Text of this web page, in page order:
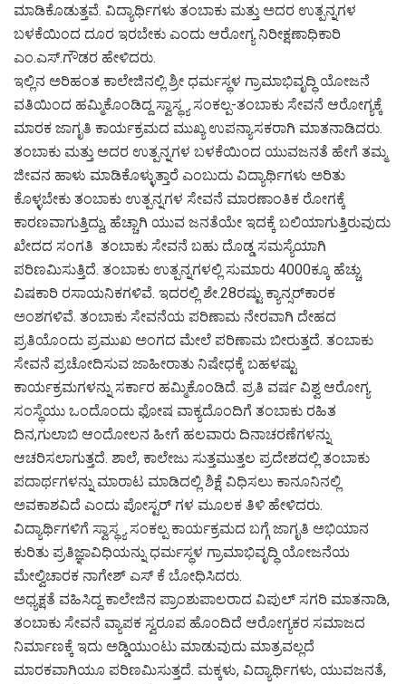
ಮಾಡಿಕೊಡುತ್ತವೆ. ವಿದ್ಯಾರ್ಥಿಗಳು ತಂಬಾಕು ಮತ್ತು ಅದರ ಉತ್ಪನ್ನಗಳ
ಬಳಕೆಯಿಂದ ದೂರ ಇರಬೇಕು ಎಂದು ಆರೋಗ್ಯ ನಿರೀಕ್ಷಣಾಧಿಕಾರಿ
ಎಂ.ಎಸ್.ಗೌಡರ ಹೇಳಿದರು.
ಇಲ್ಲಿನ ಅರಿಹಂತ ಕಾಲೇಜಿನಲ್ಲಿ ಶ್ರೀ ಧರ್ಮಸ್ಥಳ ಗ್ರಾಮಾಭಿವೃದ್ಧಿ ಯೋಜನೆ
ವತಿಯಿಂದ ಹಮ್ಮಿಕೊಂಡಿದ್ದ ಸ್ವಾಸ್ಥ್ಯ ಸಂಕಲ್ಪ-ತಂಬಾಕು ಸೇವನೆ ಆರೋಗ್ಯಕ್ಕೆ
ಮಾರಕ ಜಾಗೃತಿ ಕಾರ್ಯಕ್ರಮದ ಮುಖ್ಯ ಉಪನ್ಯಾಸಕರಾಗಿ ಮಾತನಾಡಿದರು.
ತಂಬಾಕು ಮತ್ತು ಅದರ ಉತ್ಪನ್ನಗಳ ಬಳಕೆಯಿಂದ ಯುವಜನತೆ ಹೇಗೆ ತಮ್ಮ
ಜೀವನ ಹಾಳು ಮಾಡಿಕೊಳ್ಳುತ್ತಾರೆ ಎಂಬುದು ವಿದ್ಯಾರ್ಥಿಗಳು ಅರಿತು
ಕೊಳ್ಳಬೇಕು ತಂಬಾಕು ಉತ್ಪನ್ನಗಳ ಸೇವನೆ ಮಾರಣಾಂತಿಕ ರೋಗಕ್ಕೆ
ಕಾರಣವಾಗುತ್ತಿದ್ದು, ಹೆಚ್ಚಾಗಿ ಯುವ ಜನತೆಯೇ ಇದಕ್ಕೆ ಬಲಿಯಾಗುತ್ತಿರುವುದು
ಖೇದದ ಸಂಗತಿ ತಂಬಾಕು ಸೇವನೆ ಬಹು ದೊಡ್ಡ ಸಮಸ್ಯೆಯಾಗಿ
ಪರಿಣಮಿಸುತ್ತಿದೆ. ತಂಬಾಕು ಉತ್ಪನ್ನಗಳಲ್ಲಿ ಸುಮಾರು 4000ಕ್ಕೂ ಹೆಚ್ಚು
ವಿಷಕಾರಿ ರಸಾಯನಿಕಗಳಿವೆ. ಇದರಲ್ಲಿ ಶೇ.28ರಷ್ಟು ಕ್ಯಾನ್ಸರ್‌ಕಾರಕ
ಅಂಶಗಳಿವೆ. ತಂಬಾಕು ಸೇವನೆಯ ಪರಿಣಾಮ ನೇರವಾಗಿ ದೇಹದ
ಪ್ರತಿಯೊಂದು ಪ್ರಮುಖ ಅಂಗದ ಮೇಲೆ ಪರಿಣಾಮ ಬೀರುತ್ತದೆ. ತಂಬಾಕು
ಸೇವನೆ ಪ್ರಚೋದಿಸುವ ಜಾಹೀರಾತು ನಿಷೇಧಕ್ಕೆ ಬಹಳಷ್ಟು
ಕಾರ್ಯಕ್ರಮಗಳನ್ನು ಸರ್ಕಾರ ಹಮ್ಮಿಕೊಂಡಿದೆ. ಪ್ರತಿ ವರ್ಷ ವಿಶ್ವ ಆರೋಗ್ಯ
ಸಂಸ್ಥೆಯು ಒಂದೊಂದು ಫೋಷ ವಾಕ್ಯದೊಂದಿಗೆ ತಂಬಾಕು ರಹಿತ
ದಿನ,ಗುಲಾಬಿ ಆಂದೋಲನ ಹೀಗೆ ಹಲವಾರು ದಿನಾಚರಣೆಗಳನ್ನು
ಆಚರಿಸಲಾಗುತ್ತದೆ. ಶಾಲೆ, ಕಾಲೇಜು ಸುತ್ತಮುತ್ತಲ ಪ್ರದೇಶದಲ್ಲಿ ತಂಬಾಕು
ಪದಾರ್ಥಗಳನ್ನು ಮಾರಾಟ ಮಾಡಿದಲ್ಲಿ ಶಿಕ್ಷೆ ವಿಧಿಸಲು ಕಾನೂನಿನಲ್ಲಿ
ಅವಕಾಶವಿದೆ ಎಂದು ಪೋಸ್ಟರ್ ಗಳ ಮೂಲಕ ತಿಳಿ ಹೇಳಿದರು.
ವಿದ್ಯಾರ್ಥಿಗಳಿಗೆ ಸ್ವಾಸ್ಥ್ಯ ಸಂಕಲ್ಪ ಕಾರ್ಯಕ್ರಮದ ಬಗ್ಗೆ ಜಾಗೃತಿ ಅಭಿಯಾನ
ಕುರಿತು ಪ್ರತಿಜ್ಞಾವಿಧಿಯನ್ನು ಧರ್ಮಸ್ಥಳ ಗ್ರಾಮಾಭಿವೃದ್ಧಿ ಯೋಜನೆಯ
ಮೇಲ್ವಿಚಾರಕ ನಾಗೇಶ್ ಎಸ್ ಕೆ ಬೋಧಿಸಿದರು.
ಅಧ್ಯಕ್ಷತೆ ವಹಿಸಿದ್ದ ಕಾಲೇಜಿನ ಪ್ರಾಂಶುಪಾಲರಾದ ವಿಪುಲ್ ಸಗರಿ ಮಾತನಾಡಿ,
ತಂಬಾಕು ಸೇವನೆ ವ್ಯಾಪಕ ಸ್ವರೂಪ ಹೊಂದಿದೆ ಆರೋಗ್ಯಕರ ಸಮಾಜದ
ನಿರ್ಮಾಣಕ್ಕೆ ಇದು ಅಡ್ಡಿಯುಂಟು ಮಾಡುವುದು ಮಾತ್ರವಲ್ಲದೆ
ಮಾರಕವಾಗಿಯೂ ಪರಿಣಮಿಸುತ್ತದೆ. ಮಕ್ಕಳು, ವಿದ್ಯಾರ್ಥಿಗಳು, ಯುವಜನತೆ,